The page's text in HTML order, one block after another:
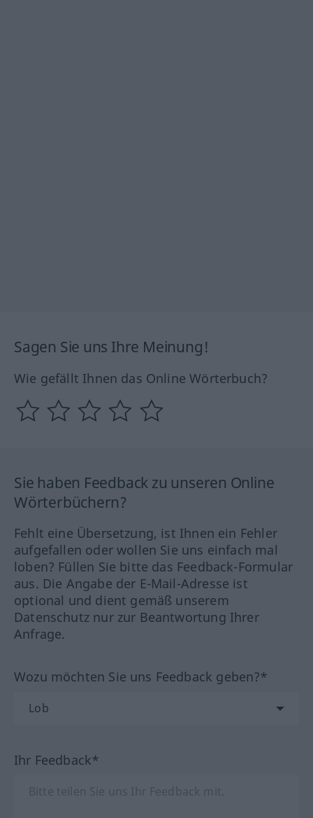
Sagen Sie uns Ihre Meinung!
Wie gefällt Ihnen das Online Wörterbuch?
Sie haben Feedback zu unseren Online
Wörterbüchern?
Fehlt eine Übersetzung, ist Ihnen ein Fehler
aufgefallen oder wollen Sie uns einfach mal
loben? Füllen Sie bitte das Feedback-Formular
aus. Die Angabe der E-Mail-Adresse ist
optional und dient gemäß unserem
Datenschutz nur zur Beantwortung Ihrer
Anfrage.
Wozu möchten Sie uns Feedback geben?*
Ihr Feedback*